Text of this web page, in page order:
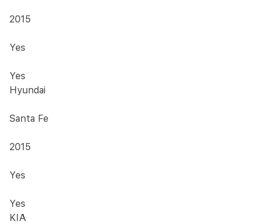
2015
Yes
Yes
Hyundai
Santa Fe
2015
Yes
Yes
KIA